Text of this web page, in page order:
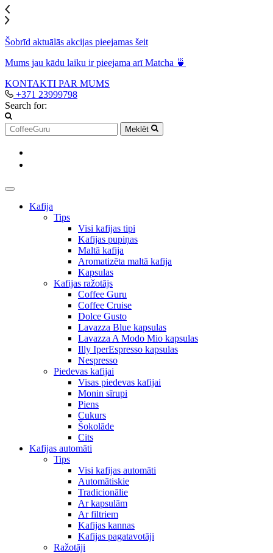
Šobrīd aktuālās akcijas pieejamas šeit
Mums jau kādu laiku ir pieejama arī Matcha 🍵
KONTAKTI PAR MUMS
+371 23999798
Search for:
Meklēt
Kafija
Tips
Visi kafijas tipi
Kafijas pupiņas
Maltā kafija
Aromatizēta maltā kafija
Kapsulas
Kafijas ražotājs
Coffee Guru
Coffee Cruise
Dolce Gusto
Lavazza Blue kapsulas
Lavazza A Modo Mio kapsulas
Illy IperEspresso kapsulas
Nespresso
Piedevas kafijai
Visas piedevas kafijai
Monin sīrupi
Piens
Cukurs
Šokolāde
Cits
Kafijas automāti
Tips
Visi kafijas automāti
Automātiskie
Tradicionālie
Ar kapsulām
Ar filtriem
Kafijas kannas
Kafijas pagatavotāji
Ražotāji